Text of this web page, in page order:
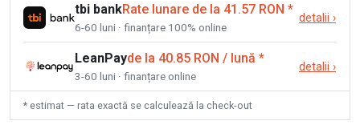
tbi bankRate lunare de la 41.57 RON *
6-60 luni · finanțare 100% online
detalii ›
LeanPayde la 40.85 RON / lună *
3-60 luni · finanțare online
detalii ›
* estimat — rata exactă se calculează la check-out